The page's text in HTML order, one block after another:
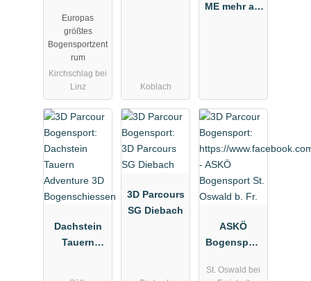
Europas
größtes
Bogensportzent
rum
Kirchschlag bei
Linz
Koblach
ME mehr als
Dachstein
Tauern
3D Parcours
SG Diebach
ASKÖ
Bogensport
b. Fr.
St. Oswald bei